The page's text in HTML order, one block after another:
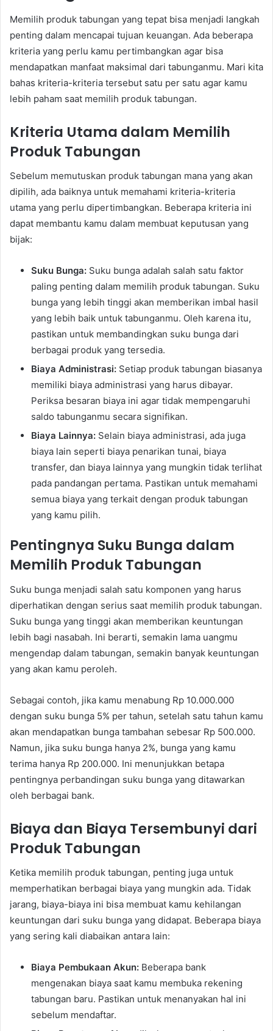
Memilih produk tabungan yang tepat bisa menjadi langkah
penting dalam mencapai tujuan keuangan. Ada beberapa
kriteria yang perlu kamu pertimbangkan agar bisa
mendapatkan manfaat maksimal dari tabunganmu. Mari kita
bahas kriteria-kriteria tersebut satu per satu agar kamu
lebih paham saat memilih produk tabungan.
Kriteria Utama dalam Memilih
Produk Tabungan
Sebelum memutuskan produk tabungan mana yang akan
dipilih, ada baiknya untuk memahami kriteria-kriteria
utama yang perlu dipertimbangkan. Beberapa kriteria ini
dapat membantu kamu dalam membuat keputusan yang
bijak:
Suku Bunga: Suku bunga adalah salah satu faktor
paling penting dalam memilih produk tabungan. Suku
bunga yang lebih tinggi akan memberikan imbal hasil
yang lebih baik untuk tabunganmu. Oleh karena itu,
pastikan untuk membandingkan suku bunga dari
berbagai produk yang tersedia.
Biaya Administrasi: Setiap produk tabungan biasanya
memiliki biaya administrasi yang harus dibayar.
Periksa besaran biaya ini agar tidak mempengaruhi
saldo tabunganmu secara signifikan.
Biaya Lainnya: Selain biaya administrasi, ada juga
biaya lain seperti biaya penarikan tunai, biaya
transfer, dan biaya lainnya yang mungkin tidak terlihat
pada pandangan pertama. Pastikan untuk memahami
semua biaya yang terkait dengan produk tabungan
yang kamu pilih.
Pentingnya Suku Bunga dalam
Memilih Produk Tabungan
Suku bunga menjadi salah satu komponen yang harus
diperhatikan dengan serius saat memilih produk tabungan.
Suku bunga yang tinggi akan memberikan keuntungan
lebih bagi nasabah. Ini berarti, semakin lama uangmu
mengendap dalam tabungan, semakin banyak keuntungan
yang akan kamu peroleh.
Sebagai contoh, jika kamu menabung Rp 10.000.000
dengan suku bunga 5% per tahun, setelah satu tahun kamu
akan mendapatkan bunga tambahan sebesar Rp 500.000.
Namun, jika suku bunga hanya 2%, bunga yang kamu
terima hanya Rp 200.000. Ini menunjukkan betapa
pentingnya perbandingan suku bunga yang ditawarkan
oleh berbagai bank.
Biaya dan Biaya Tersembunyi dari
Produk Tabungan
Ketika memilih produk tabungan, penting juga untuk
memperhatikan berbagai biaya yang mungkin ada. Tidak
jarang, biaya-biaya ini bisa membuat kamu kehilangan
keuntungan dari suku bunga yang didapat. Beberapa biaya
yang sering kali diabaikan antara lain:
Biaya Pembukaan Akun: Beberapa bank
mengenakan biaya saat kamu membuka rekening
tabungan baru. Pastikan untuk menanyakan hal ini
sebelum mendaftar.